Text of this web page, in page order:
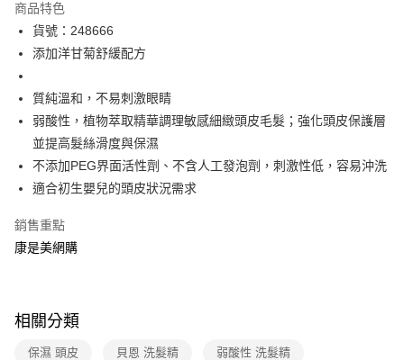
超商取貨付款
LINE Pay
Apple Pay
街口支付
悠遊付
Google Pay
付款後7-11取貨(下單後3-5個工作天配送)
每筆NT$70，滿NT$399(含以上)免運費
商品特色
貨號：248666
添加洋甘菊舒緩配方
質純溫和，不易刺激眼睛
弱酸性，植物萃取精華調理敏感細緻頭皮毛髮；強化頭皮保護層
並提高髮絲滑度與保濕
不添加PEG界面活性劑、不含人工發泡劑，刺激性低，容易沖洗
適合初生嬰兒的頭皮狀況需求
銷售重點
康是美網購
相關分類
保濕 頭皮 貝恩 洗髮精 弱酸性 洗髮精